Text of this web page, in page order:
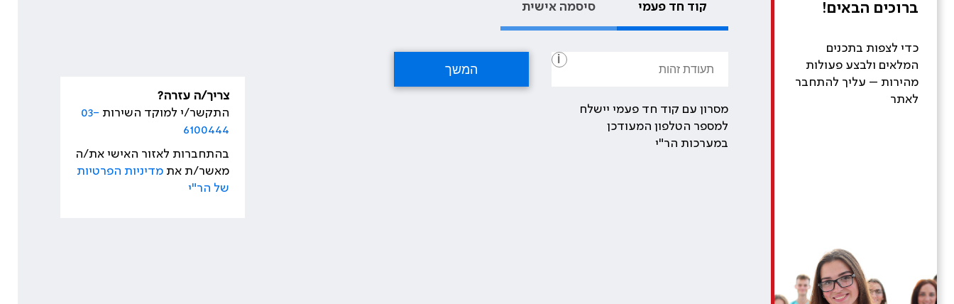
ברוכים הבאים!
כדי לצפות בתכנים
המלאים ולבצע פעולות
מהירות – עליך להתחבר
לאתר
קוד חד פעמי סיסמה אישית
i
מסרון עם קוד חד פעמי יישלח
למספר הטלפון המעודכן
במערכות הר"י
צריך/ה עזרה?
התקשר/י למוקד השירות 03-
6100444
בהתחברות לאזור האישי את/ה
מאשר/ת אתמדיניות הפרטיות
של הר"י